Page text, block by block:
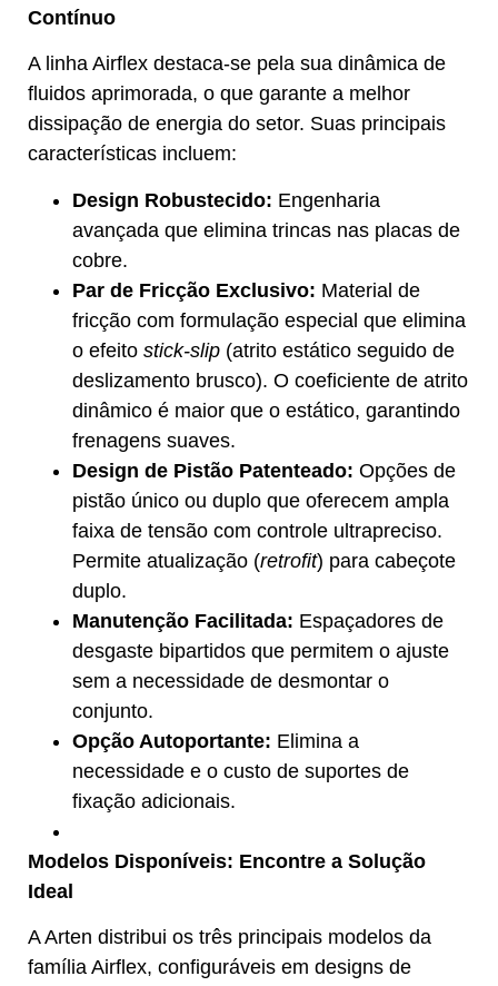
Contínuo
A linha Airflex destaca-se pela sua dinâmica de
fluidos aprimorada, o que garante a melhor
dissipação de energia do setor. Suas principais
características incluem:
Design Robustecido: Engenharia
avançada que elimina trincas nas placas de
cobre.
Par de Fricção Exclusivo: Material de
fricção com formulação especial que elimina
o efeito stick-slip (atrito estático seguido de
deslizamento brusco). O coeficiente de atrito
dinâmico é maior que o estático, garantindo
frenagens suaves.
Design de Pistão Patenteado: Opções de
pistão único ou duplo que oferecem ampla
faixa de tensão com controle ultrapreciso.
Permite atualização (retrofit) para cabeçote
duplo.
Manutenção Facilitada: Espaçadores de
desgaste bipartidos que permitem o ajuste
sem a necessidade de desmontar o
conjunto.
Opção Autoportante: Elimina a
necessidade e o custo de suportes de
fixação adicionais.
Modelos Disponíveis: Encontre a Solução
Ideal
A Arten distribui os três principais modelos da
família Airflex, configuráveis em designs de